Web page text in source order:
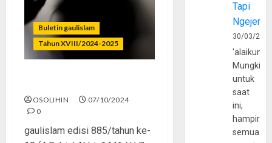
Buletin gaulislam
Tahun XVIII/2024-2025
OSOLIHIN
07/10/2024
0
gaulislam edisi 885/tahun ke-
Tapi
30/03/
Mungkin
untuk
saat
ini,
hampir
semua